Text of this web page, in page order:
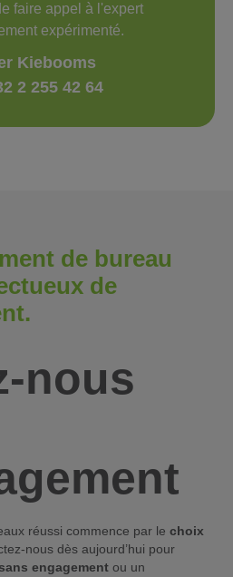
faire appel à l'expert
expérimenté.
Kiebooms
2 255 42 64
de bureau
de
nous
réussi commence par le choix
nous dès aujourd’hui pour
engagement ou un